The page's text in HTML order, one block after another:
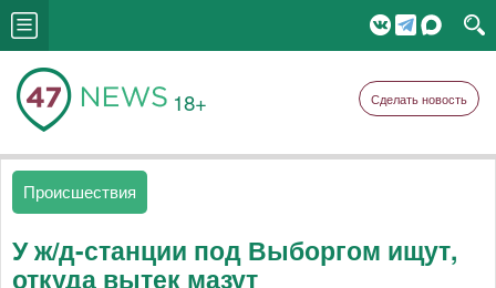
18+ Сделать новость
Происшествия
У ж/д-станции под Выборгом ищут,
откуда вытек мазут